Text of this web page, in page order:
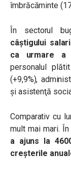
îmbrăcăminte
În sectorul
câştigului
ca urmare a
personalul
(+9,9%),
şi asistenţă
Comparativ cu
mult mai mari.
a ajuns la
creșterile